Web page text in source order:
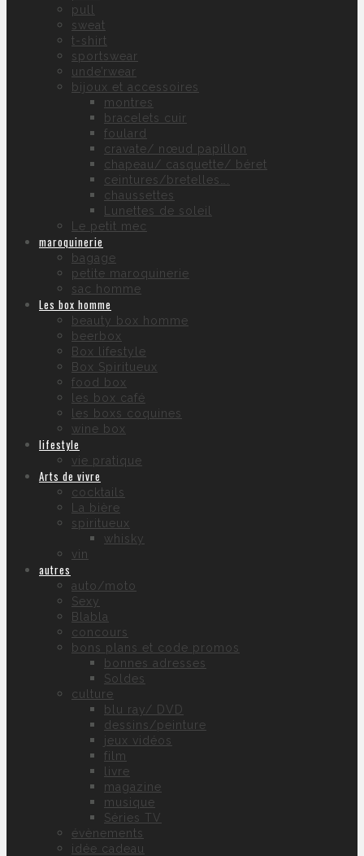
pull
sweat
t-shirt
sportswear
unde’rwear
bijoux et accessoires
montres
bracelets cuir
foulard
cravate/ nœud papillon
chapeau/ casquette/ béret
ceintures/bretelles….
chaussettes
Lunettes de soleil
Le petit mec
maroquinerie
bagage
petite maroquinerie
sac homme
Les box homme
beauty box homme
beerbox
Box lifestyle
Box Spiritueux
food box
les box café
les boxs coquines
wine box
lifestyle
vie pratique
Arts de vivre
cocktails
La bière
spiritueux
whisky
vin
autres
auto/moto
Sexy
Blabla
concours
bons plans et code promos
bonnes adresses
Soldes
culture
blu ray/ DVD
dessins/peinture
jeux vidéos
film
livre
magazine
musique
Séries TV
évènements
idée cadeau